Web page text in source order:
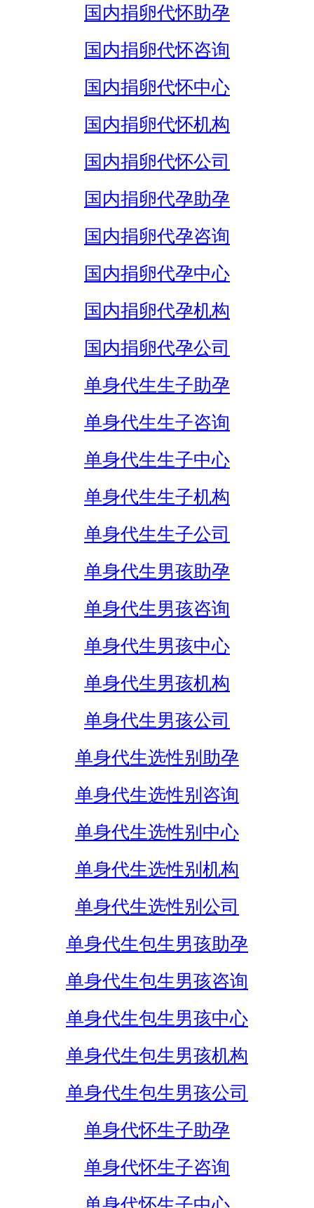
国内捐卵代怀助孕
国内捐卵代怀咨询
国内捐卵代怀中心
国内捐卵代怀机构
国内捐卵代怀公司
国内捐卵代孕助孕
国内捐卵代孕咨询
国内捐卵代孕中心
国内捐卵代孕机构
国内捐卵代孕公司
单身代生生子助孕
单身代生生子咨询
单身代生生子中心
单身代生生子机构
单身代生生子公司
单身代生男孩助孕
单身代生男孩咨询
单身代生男孩中心
单身代生男孩机构
单身代生男孩公司
单身代生选性别助孕
单身代生选性别咨询
单身代生选性别中心
单身代生选性别机构
单身代生选性别公司
单身代生包生男孩助孕
单身代生包生男孩咨询
单身代生包生男孩中心
单身代生包生男孩机构
单身代生包生男孩公司
单身代怀生子助孕
单身代怀生子咨询